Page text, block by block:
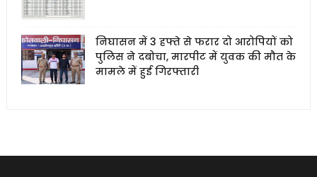
निघासन में 3 हफ्ते से फरार दो आरोपियों को
पुलिस ने दबोचा, मारपीट में युवक की मौत के
मामले में हुई गिरफ्तारी